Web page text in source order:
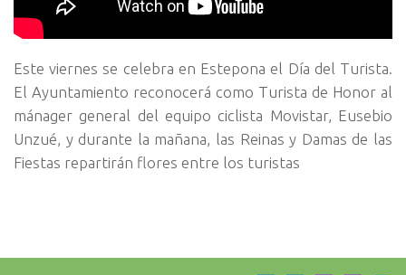
Este viernes se celebra en Estepona el Día del Turista.
El Ayuntamiento reconocerá como Turista de Honor al
mánager general del equipo ciclista Movistar, Eusebio
Unzué, y durante la mañana, las Reinas y Damas de las
Fiestas repartirán flores entre los turistas